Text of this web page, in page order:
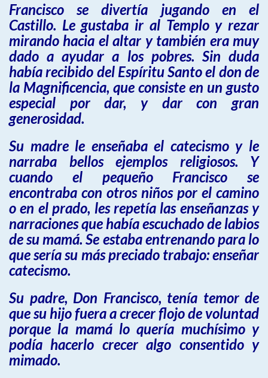
Francisco se divertía jugando en el
Castillo. Le gustaba ir al Templo y rezar
mirando hacia el altar y también era muy
dado a ayudar a los pobres. Sin duda
había recibido del Espíritu Santo el don de
la Magnificencia, que consiste en un gusto
especial por dar, y dar con gran
generosidad.
Su madre le enseñaba el catecismo y le
narraba bellos ejemplos religiosos. Y
cuando el pequeño Francisco se
encontraba con otros niños por el camino
o en el prado, les repetía las enseñanzas y
narraciones que había escuchado de labios
de su mamá. Se estaba entrenando para lo
que sería su más preciado trabajo: enseñar
catecismo.
Su padre, Don Francisco, tenía temor de
que su hijo fuera a crecer flojo de voluntad
porque la mamá lo quería muchísimo y
podía hacerlo crecer algo consentido y
mimado.